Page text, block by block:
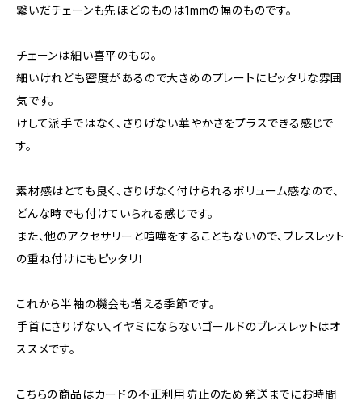
繋いだチェーンも先ほどのものは1mmの幅のものです。
チェーンは細い喜平のもの。
細いけれども密度があるので大きめのプレートにピッタリな雰囲
気です。
けして派手ではなく、さりげない華やかさをプラスできる感じで
す。
素材感はとても良く、さりげなく付けられるボリューム感なので、
どんな時でも付けていられる感じです。
また、他のアクセサリーと喧嘩をすることもないので、ブレスレット
の重ね付けにもピッタリ！
これから半袖の機会も増える季節です。
手首にさりげない、イヤミにならないゴールドのブレスレットはオ
ススメです。
こちらの商品はカードの不正利用防止のため発送までにお時間